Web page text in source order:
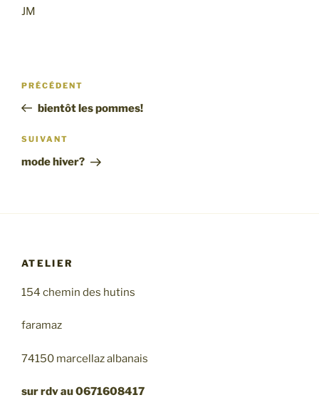
JM
Navigation
l’article
Article
précédent
PRÉCÉDENT
bientôt les pommes!
Article
suivant
SUIVANT
mode hiver?
ATELIER
154 chemin des hutins
faramaz
74150 marcellaz albanais
sur rdv au 0671608417